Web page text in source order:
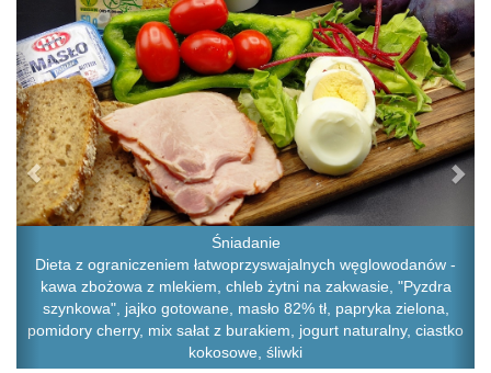
Śniadanie
Dieta z ograniczeniem łatwoprzyswajalnych węglowodanów -
kawa zbożowa z mlekiem, chleb żytni na zakwasie, "Pyzdra
szynkowa", jajko gotowane, masło 82% tł, papryka zielona,
pomidory cherry, mix sałat z burakiem, jogurt naturalny, ciastko
kokosowe, śliwki